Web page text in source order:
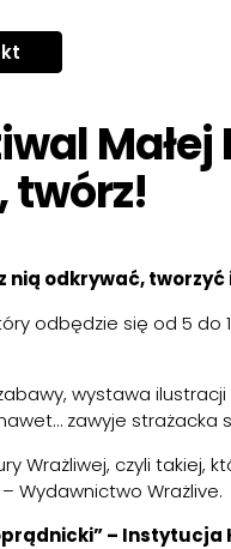
twórz!
nią odkrywać,
odbędzie się od 5 do
wystawa
zawyje strażacka
Wrażliwej, czyli
Wydawnictwo Wrażlive.
–